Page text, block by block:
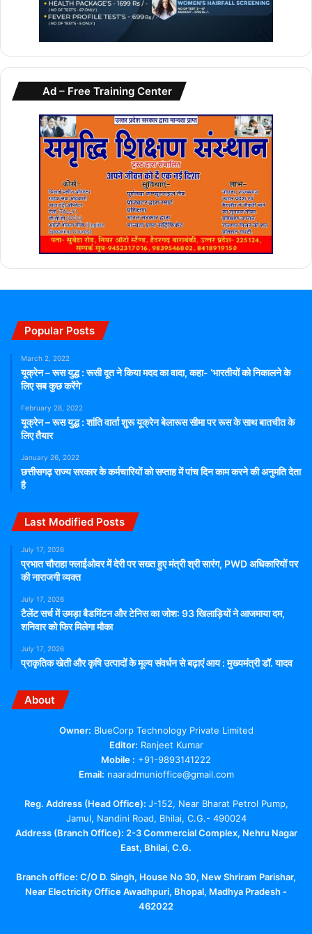
Ad – Free Training Center
Popular Posts
March 2, 2022
यूक्रेन – रूस युद्ध : रूसी दूत ने किया मदद का वादा, कहा- ‘भारतीयों को निकालने के
लिए सब कुछ करेंगे’
February 28, 2022
यूक्रेन – रूस युद्ध : शांति वार्ता शुरू यूक्रेन बेलारूस सीमा पर रूस के साथ बातचीत के
लिए तैयार
January 26, 2022
छत्तीसगढ़ राज्य सरकार के कर्मचारियों को सप्ताह में पांच दिन काम करने की अनुमति देता
है
Last Modified Posts
July 17, 2026
प्रभात चौराहा फ्लाईओवर में देरी पर सख्त हुए मंत्री श्री सारंग, PWD अधिकारियों पर
की नाराजगी व्यक्त
July 17, 2026
टैलेंट सर्च में उमड़ा बैडमिंटन और टेनिस का जोश: 93 खिलाड़ियों ने आजमाया दम,
शनिवार को फिर मिलेगा मौका
July 17, 2026
प्राकृतिक खेती और कृषि उत्पादों के मूल्य संवर्धन से बढ़ाएं आय : मुख्यमंत्री डॉ. यादव
About
Owner: BlueCorp Technology Private Limited
Editor: Ranjeet Kumar
Mobile : +91-9893141222
Email: naaradmunioffice@gmail.com
Reg. Address (Head Office): J-152, Near Bharat Petrol Pump,
Jamul, Nandini Road, Bhilai, C.G.- 490024
Address (Branch Office): 2-3 Commercial Complex, Nehru Nagar
East, Bhilai, C.G.
Branch office: C/O D. Singh, House No 30, New Shriram Parishar,
Near Electricity Office Awadhpuri, Bhopal, Madhya Pradesh -
462022